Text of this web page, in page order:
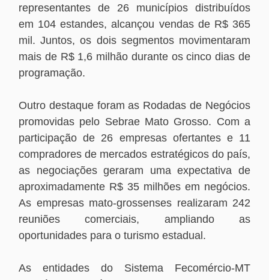
representantes de 26 municípios distribuídos
em 104 estandes, alcançou vendas de R$ 365
mil. Juntos, os dois segmentos movimentaram
mais de R$ 1,6 milhão durante os cinco dias de
programação.
Outro destaque foram as Rodadas de Negócios
promovidas pelo Sebrae Mato Grosso. Com a
participação de 26 empresas ofertantes e 11
compradores de mercados estratégicos do país,
as negociações geraram uma expectativa de
aproximadamente R$ 35 milhões em negócios.
As empresas mato-grossenses realizaram 242
reuniões comerciais, ampliando as
oportunidades para o turismo estadual.
As entidades do Sistema Fecomércio-MT